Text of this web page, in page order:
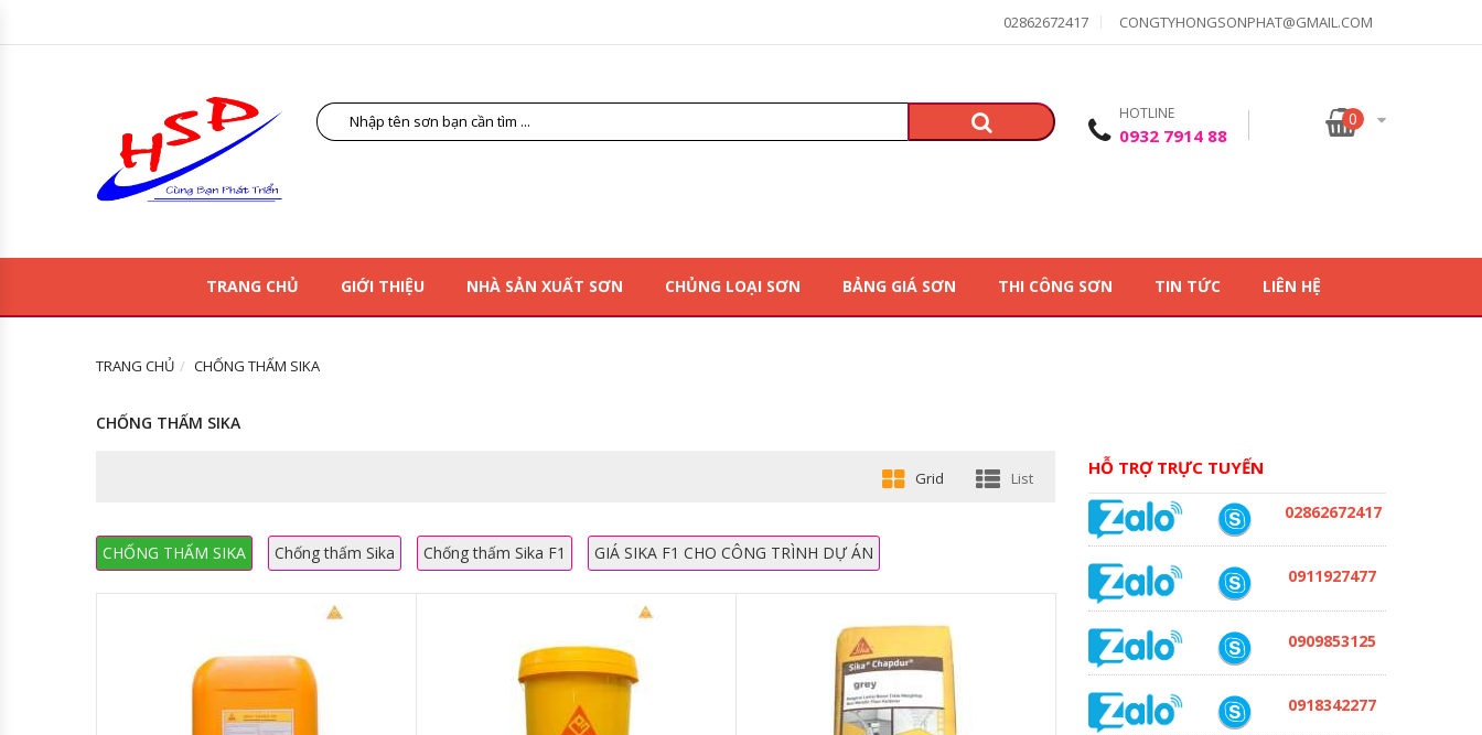
02862672417 CONGTYHONGSONPHAT@GMAIL.COM
HOTLINE
0932 7914 88
0
TRANG CHỦ GIỚI THIỆU NHÀ SẢN XUẤT SƠN CHỦNG LOẠI SƠN BẢNG GIÁ SƠN THI CÔNG SƠN TIN TỨC LIÊN HỆ
TRANG CHỦ CHỐNG THẤM SIKA
CHỐNG THẤM SIKA
Grid List
CHỐNG THẤM SIKA Chống thấm Sika Chống thấm Sika F1 GIÁ SIKA F1 CHO CÔNG TRÌNH DỰ ÁN
HỖ TRỢ TRỰC TUYẾN
02862672417
0911927477
0909853125
0918342277